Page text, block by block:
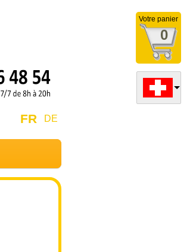
Votre panier
0
DE
FR